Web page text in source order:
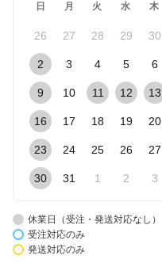
日 月 火 水 木
26 27 28 29 30
2 3 4 5 6
9 10 11 12 13
16 17 18 19 20
23 24 25 26 27
30 31 1 2 3
休業日（受注・発送対応なし）
受注対応のみ
発送対応のみ